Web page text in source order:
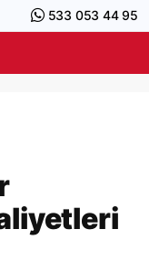
533 053 44 95